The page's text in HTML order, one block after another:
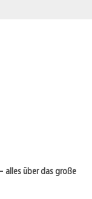
alles über das große